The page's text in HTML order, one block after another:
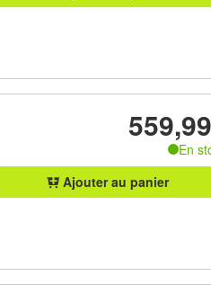
En
Ajouter au panier